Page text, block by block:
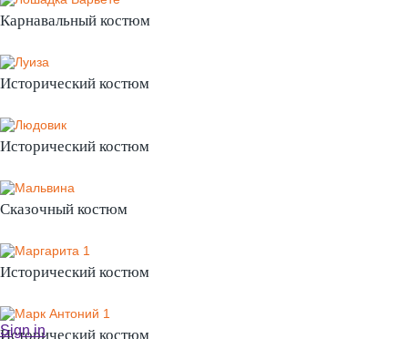
Карнавальный костюм
Исторический костюм
Исторический костюм
Сказочный костюм
Исторический костюм
Исторический костюм
Sign in